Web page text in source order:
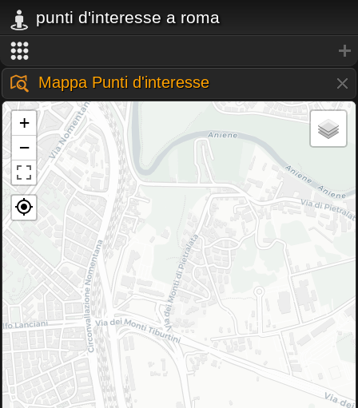
punti d'interesse a roma
Mappa Punti d'interesse
+
−